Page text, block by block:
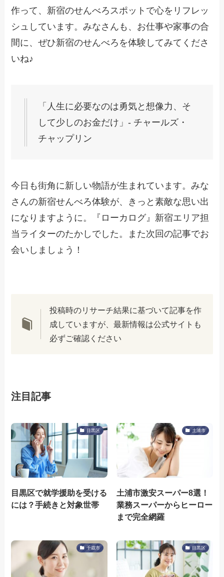
作って、新宿のせんべろスポットで心をリフレッ
シュしています。みなさんも、お仕事や家事の合
間に、ぜひ新宿のせんべろを体験してみてくださ
いね♪
「人生に必要なのは勇気と想像力、そ
して少しのお金だけ」- チャールズ・
チャップリン
今日も街角に新しい物語が生まれています。みな
さんの新宿せんべろ体験が、きっと素敵な思い出
になりますように。『ローカログ』新宿エリア担
当ライターのたかしでした。また次回の記事でお
会いしましょう！
投稿時のリサーチ結果に基づいて記事を作
成していますが、最新情報は公式サイトも
必ずご確認ください
注目記事
目黒区
目黒区で就学援助を受ける
には？手続きと対象世帯
土浦市
土浦市激安スーパー8選！
業務スーパーからヒーロー
まで完全網羅
千歳市 目黒区